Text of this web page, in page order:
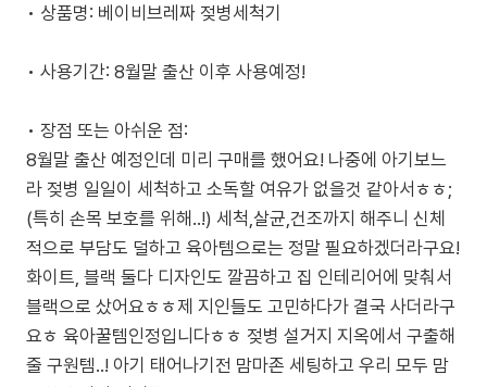
• 상품명: 베이비브레짜 젖병세척기
• 사용기간: 8월말 출산 이후 사용예정!
• 장점 또는 아쉬운 점:
8월말 출산 예정인데 미리 구매를 했어요! 나중에 아기보느
라 젖병 일일이 세척하고 소독할 여유가 없을것 같아서ㅎㅎ;
(특히 손목 보호를 위해..!) 세척,살균,건조까지 해주니 신체
적으로 부담도 덜하고 육아템으로는 정말 필요하겠더라구요!
화이트, 블랙 둘다 디자인도 깔끔하고 집 인테리어에 맞춰서
블랙으로 샀어요ㅎㅎ제 지인들도 고민하다가 결국 사더라구
요ㅎ 육아꿀템인정입니다ㅎㅎ 젖병 설거지 지옥에서 구출해
줄 구원템..! 아기 태어나기전 맘마존 세팅하고 우리 모두 맘